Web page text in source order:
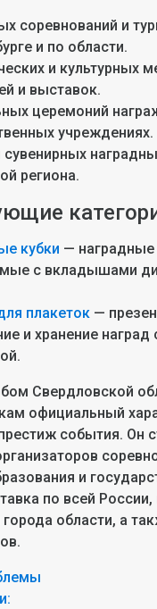
соревнований и
и по области.
и культурных
и выставок.
церемоний
учреждениях.
региона.
кубки — наградные
с вкладышами
плакеток —
и хранение наград
Свердловской
официальный
события. Он
и
по всей России,
города области, а